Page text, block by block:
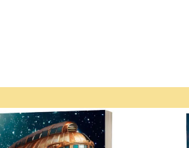
aux